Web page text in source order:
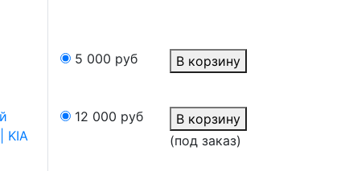
5 000 руб В корзину
KIA
12 000 руб
В корзину
(под заказ)